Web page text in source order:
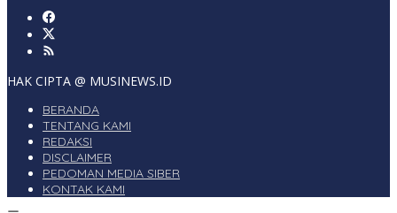
HAK CIPTA @ MUSINEWS.ID
BERANDA
TENTANG KAMI
REDAKSI
DISCLAIMER
PEDOMAN MEDIA SIBER
KONTAK KAMI